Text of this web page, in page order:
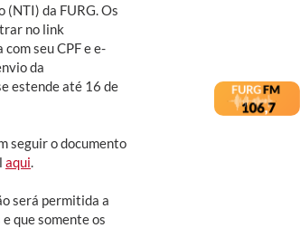
(NTI) da FURG. Os
no link
seu CPF e e-
da
estende até 16 de
seguir o documento
aqui
será permitida a
que somente os